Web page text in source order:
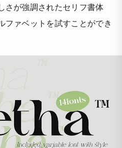
さが強調されたセリフ書体
ファベットを試すことができ